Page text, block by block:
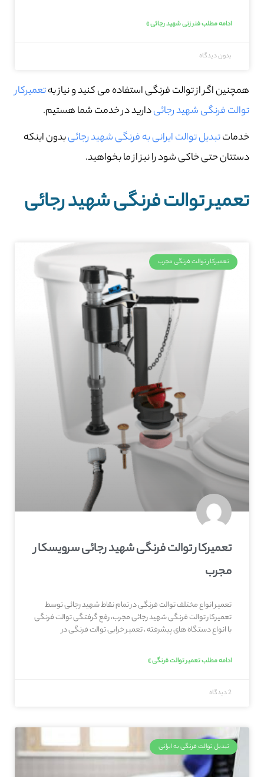
ادامه مطلب فنر زنی شهید رجائی »
بدون دیدگاه
همچنین اگر از توالت فرنگی استفاده می کنید و نیاز بهتعمیرکار
توالت فرنگی شهید رجائیدارید در خدمت شما هستیم.
خدماتتبدیل توالت ایرانی به فرنگی شهید رجائیبدون اینکه
دستتان حتی خاکی شود را نیز از ما بخواهید.
تعمیر توالت فرنگی شهید رجائی
تعمیرکار توالت فرنگی مجرب
تعمیرکار توالت فرنگی شهید رجائی سرویسکار
مجرب
تعمیر انواع مختلف توالت فرنگی در تمام نقاط شهید رجائی توسط
تعمیرکار توالت فرنگی شهید رجائی مجرب، رفع گرفتگی توالت فرنگی
با انواع دستگاه های پیشرفته ، تعمیر خرابی توالت فرنگی در
ادامه مطلب تعمیر توالت فرنگی »
2 دیدگاه
تبدیل توالت فرنگی به ایرانی